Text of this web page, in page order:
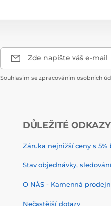
Zde napište váš e-mail
Souhlasím se zpracováním osobních
DŮLEŽITÉ ODKAZY
Záruka nejnižší ceny s 5%
Stav objednávky,
O NÁS - Kamenná
Nečastější dotazy